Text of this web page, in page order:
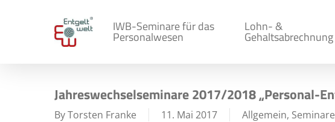
IWB-Seminare für das
Personalwesen
Lohn- &
Gehaltsabrechnung
Jahreswechselseminare 2017/2018 „Personal-
ByTorsten Franke 11. Mai 2017 Allgemein, Seminare